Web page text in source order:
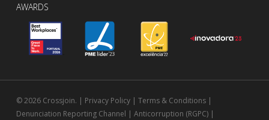
AWARDS
© 2026 Crossjoin. | Privacy Policy| Terms & Conditions|
Denunciation Reporting Channel | Anticorruption (RGPC)|